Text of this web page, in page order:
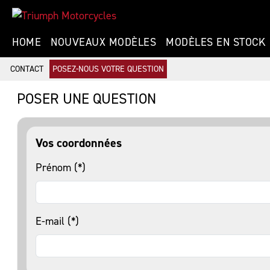
HOME NOUVEAUX MODÈLES MODÈLES EN STOCK
CONTACT POSEZ-NOUS VOTRE QUESTION
POSER UNE QUESTION
Vos coordonnées
Prénom (*)
E-mail (*)